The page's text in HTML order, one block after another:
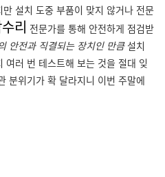
설치 도중 부품이 맞지 않거나 전문
전문가를 통해 안전하게 점검받
안전과 직결되는 장치인 만큼설치
여러 번 테스트해 보는 것을 절대 잊
분위기가 확 달라지니 이번 주말에